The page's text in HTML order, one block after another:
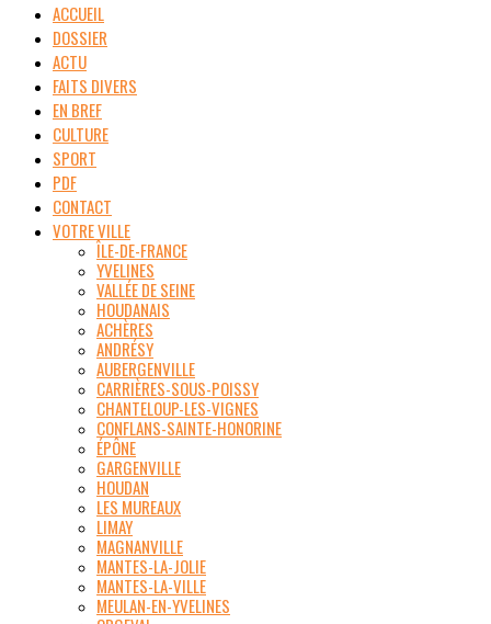
ACCUEIL
DOSSIER
ACTU
FAITS DIVERS
EN BREF
CULTURE
SPORT
PDF
CONTACT
VOTRE VILLE
ÎLE-DE-FRANCE
YVELINES
VALLÉE DE SEINE
HOUDANAIS
ACHÈRES
ANDRÉSY
AUBERGENVILLE
CARRIÈRES-SOUS-POISSY
CHANTELOUP-LES-VIGNES
CONFLANS-SAINTE-HONORINE
ÉPÔNE
GARGENVILLE
HOUDAN
LES MUREAUX
LIMAY
MAGNANVILLE
MANTES-LA-JOLIE
MANTES-LA-VILLE
MEULAN-EN-YVELINES